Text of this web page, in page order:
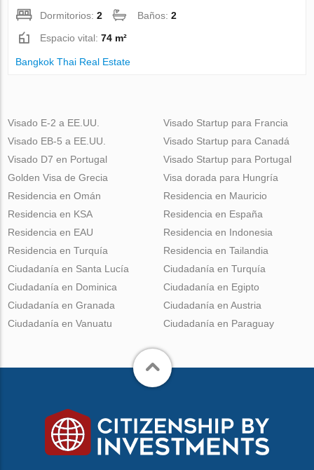
Dormitorios:2 Baños:2
Espacio vital:74 m²
Bangkok Thai Real Estate
Visado E-2 a EE.UU.
Visado EB-5 a EE.UU.
Visado D7 en Portugal
Golden Visa de Grecia
Visado Startup para Francia
Visado Startup para Canadá
Visado Startup para Portugal
Visa dorada para Hungría
Residencia en Omán
Residencia en KSA
Residencia en EAU
Residencia en Turquía
Residencia en Mauricio
Residencia en España
Residencia en Indonesia
Residencia en Tailandia
Ciudadanía en Santa Lucía
Ciudadanía en Dominica
Ciudadanía en Granada
Ciudadanía en Vanuatu
Ciudadanía en Turquía
Ciudadanía en Egipto
Ciudadanía en Austria
Ciudadanía en Paraguay